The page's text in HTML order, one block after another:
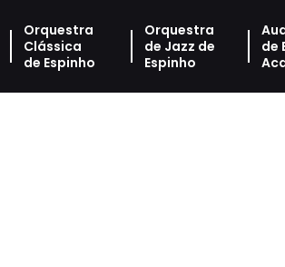
Orquestra
Clássica
de Espinho
Orquestra
de Jazz de
Espinho
de